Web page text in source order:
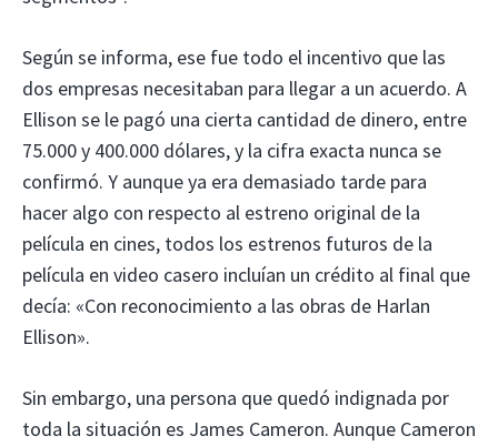
Según se informa, ese fue todo el incentivo que las
dos empresas necesitaban para llegar a un acuerdo. A
Ellison se le pagó una cierta cantidad de dinero, entre
75.000 y 400.000 dólares, y la cifra exacta nunca se
confirmó. Y aunque ya era demasiado tarde para
hacer algo con respecto al estreno original de la
película en cines, todos los estrenos futuros de la
película en video casero incluían un crédito al final que
decía: «Con reconocimiento a las obras de Harlan
Ellison».
Sin embargo, una persona que quedó indignada por
toda la situación es James Cameron. Aunque Cameron